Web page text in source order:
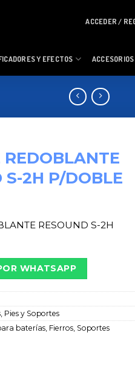
ACCEDER /
Y EFECTOS ACCESORIOS
REDOBLANTE
S-2H P/DOBLE
RESOUND S-2H
WHATSAPP
Pies y Soportes
baterías Fierros Soportes